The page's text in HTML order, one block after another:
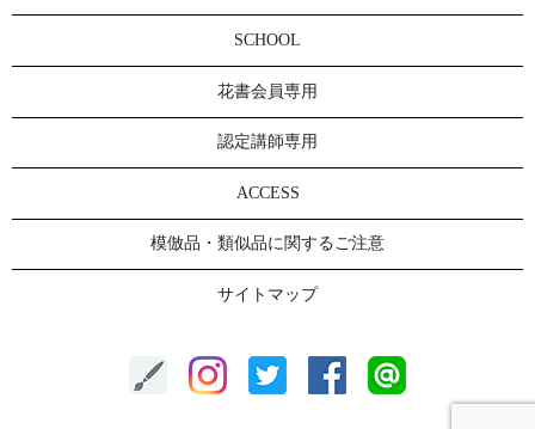
SCHOOL
花書会員専用
認定講師専用
ACCESS
模倣品・類似品に関するご注意
サイトマップ